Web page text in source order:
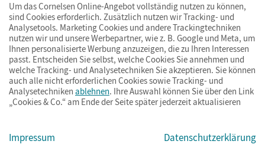
© Cornelsen Verlag 2026
ImpressumAGBDatenschutzBarrierefreiheitCookies & Co.
Um das Cornelsen Online-Angebot vollständig nutzen zu können,
sind Cookies erforderlich. Zusätzlich nutzen wir Tracking- und
Analysetools. Marketing Cookies und andere Trackingtechniken
nutzen wir und unsere Werbepartner, wie z. B. Google und Meta, um
Ihnen personalisierte Werbung anzuzeigen, die zu Ihren Interessen
passt. Entscheiden Sie selbst, welche Cookies Sie annehmen und
welche Tracking- und Analysetechniken Sie akzeptieren. Sie können
auch alle nicht erforderlichen Cookies sowie Tracking- und
Analysetechniken ablehnen. Ihre Auswahl können Sie über den Link
„Cookies & Co.“ am Ende der Seite später jederzeit aktualisieren
Impressum Datenschutzerklärung